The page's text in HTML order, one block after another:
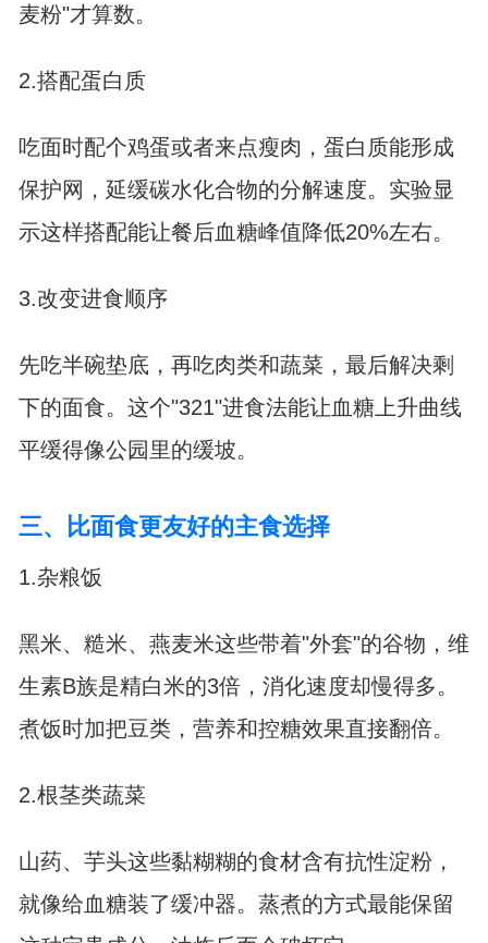
麦粉"才算数。
2.搭配蛋白质
吃面时配个鸡蛋或者来点瘦肉，蛋白质能形成
保护网，延缓碳水化合物的分解速度。实验显
示这样搭配能让餐后血糖峰值降低20%左右。
3.改变进食顺序
先吃半碗垫底，再吃肉类和蔬菜，最后解决剩
下的面食。这个"321"进食法能让血糖上升曲线
平缓得像公园里的缓坡。
三、比面食更友好的主食选择
1.杂粮饭
黑米、糙米、燕麦米这些带着"外套"的谷物，维
生素B族是精白米的3倍，消化速度却慢得多。
煮饭时加把豆类，营养和控糖效果直接翻倍。
2.根茎类蔬菜
山药、芋头这些黏糊糊的食材含有抗性淀粉，
就像给血糖装了缓冲器。蒸煮的方式最能保留